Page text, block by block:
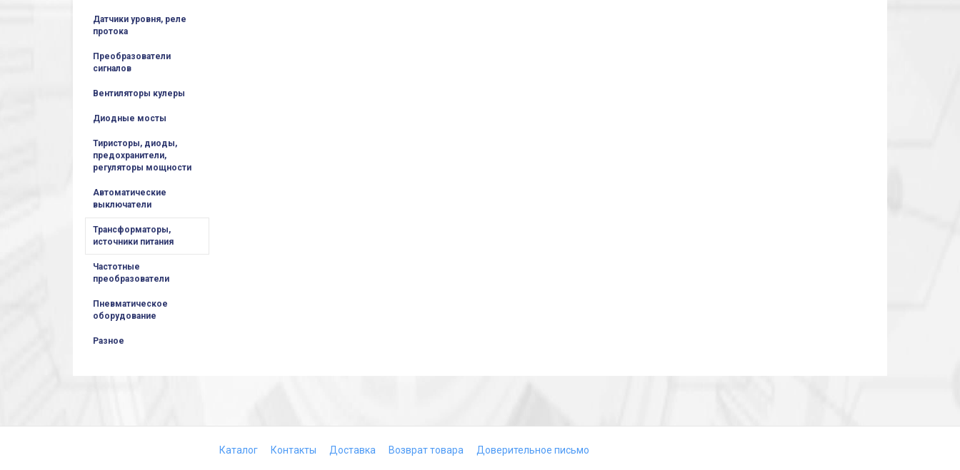
Датчики уровня, реле
протока
Преобразователи
сигналов
Вентиляторы кулеры
Диодные мосты
Тиристоры, диоды,
предохранители,
регуляторы мощности
Автоматические
выключатели
Трансформаторы,
источники питания
Частотные
преобразователи
Пневматическое
оборудование
Разное
Каталог Контакты Доставка Возврат товара Доверительное письмо